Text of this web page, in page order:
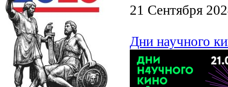
21 Сентября
Дни научного